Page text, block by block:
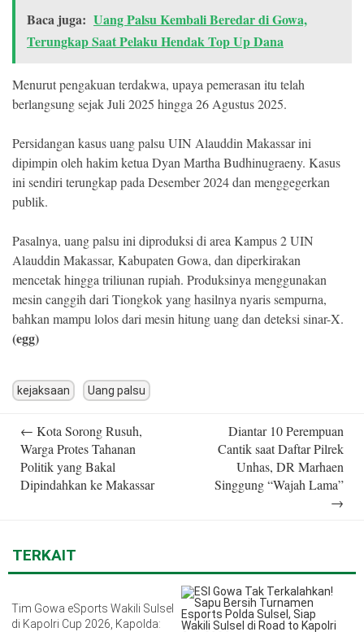
Baca juga: Uang Palsu Kembali Beredar di Gowa,
Terungkap Saat Pelaku Hendak Top Up Dana
Menurut pengakuan terdakwa, upaya pemerasan itu telah
berlangsung sejak Juli 2025 hingga 26 Agustus 2025.
Persidangan kasus uang palsu UIN Alauddin Makassar ini
dipimpin oleh hakim ketua Dyan Martha Budhinugraeny. Kasus
ini sendiri terungkap pada Desember 2024 dan menggegerkan
publik.
Pasalnya, uang palsu ini diproduksi di area Kampus 2 UIN
Alauddin Makassar, Kabupaten Gowa, dan diperkirakan
mencetak hingga triliunan rupiah. Produksinya menggunakan
mesin canggih dari Tiongkok yang hasilnya nyaris sempurna,
bahkan mampu lolos dari mesin hitung uang dan deteksi sinar-X.
(egg)
kejaksaan Uang palsu
navigation
← Kota Sorong Rusuh,
Warga Protes Tahanan
Politik yang Bakal
Dipindahkan ke Makassar
Diantar 10 Perempuan
Cantik saat Daftar Pilrek
Unhas, DR Marhaen
Singgung “Wajah Lama”
→
TERKAIT
Tim Gowa eSports Wakili Sulsel
di Kapolri Cup 2026, Kapolda: